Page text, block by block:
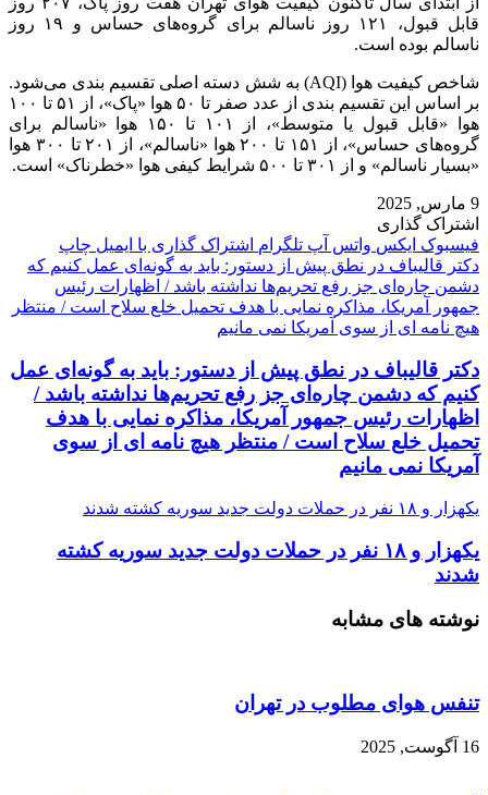
قابل قبول، ۱۲۱ روز ناسالم برای گروه‌های حساس و ۱۹ روز
ناسالم بوده است.
شاخص کیفیت هوا (AQI) به شش دسته اصلی تقسیم ‌بندی می‌شود.
بر اساس این تقسیم ‌بندی از عدد صفر تا ۵۰ هوا «پاک»، از ۵۱ تا ۱۰۰
هوا «قابل قبول یا متوسط»، از ۱۰۱ تا ۱۵۰ هوا «ناسالم برای
گروه‌های حساس»، از ۱۵۱ تا ۲۰۰ هوا «ناسالم»، از ۲۰۱ تا ۳۰۰ هوا
«بسیار ناسالم» و از ۳۰۱ تا ۵۰۰ شرایط کیفی هوا «خطرناک» است.
9 مارس, 2025
اشتراک گذاری
فیسبوک ایکس واتس آپ تلگرام اشتراک گذاری با ایمیل چاپ
دکتر قالیباف در نطق پیش از دستور: باید به گونه‌ای عمل کنیم که
دشمن چاره‌‌ای جز رفع تحریم‌ها نداشته باشد / اظهارات رئیس
جمهور آمریکا، مذاکره نمایی با هدف تحمیل خلع سلاح است / منتظر
هیچ نامه ای از سوی آمریکا نمی مانیم
دکتر قالیباف در نطق پیش از دستور: باید به گونه‌ای عمل
کنیم که دشمن چاره‌‌ای جز رفع تحریم‌ها نداشته باشد /
اظهارات رئیس جمهور آمریکا، مذاکره نمایی با هدف
تحمیل خلع سلاح است / منتظر هیچ نامه ای از سوی
آمریکا نمی مانیم
یکهزار و ۱۸ نفر در حملات دولت جدید سوریه کشته شدند
یکهزار و ۱۸ نفر در حملات دولت جدید سوریه کشته
شدند
نوشته های مشابه
تنفس هوای مطلوب در تهران
16 آگوست, 2025